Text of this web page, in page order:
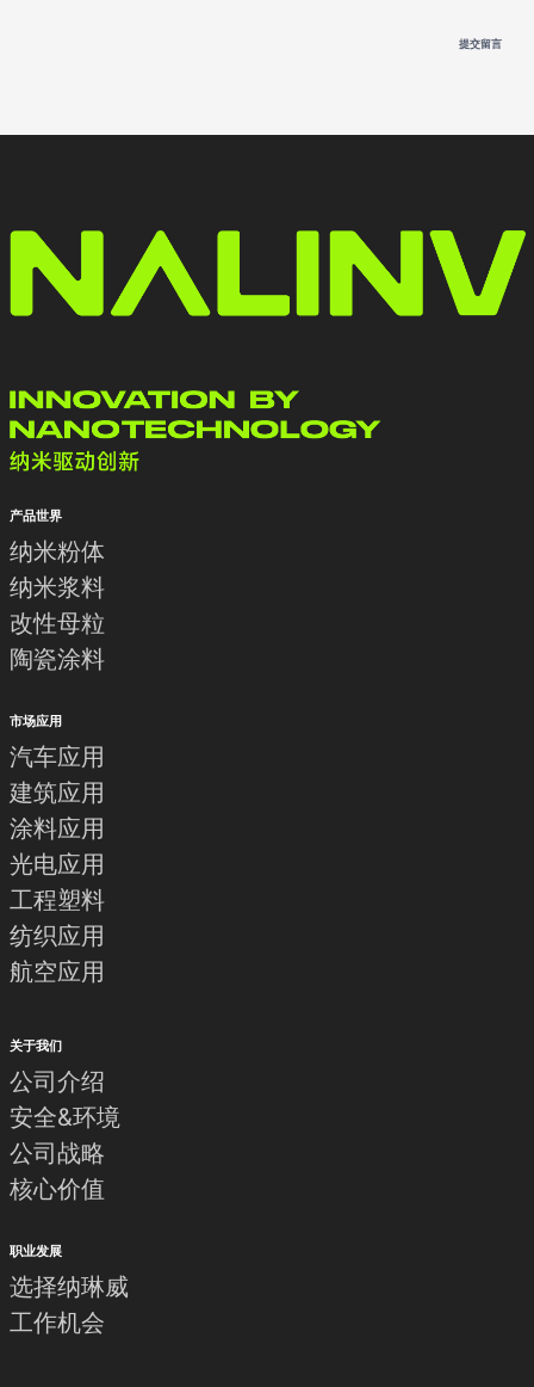
提交留言
产品世界
纳米粉体
纳米浆料
改性母粒
陶瓷涂料
市场应用
汽车应用
建筑应用
涂料应用
光电应用
工程塑料
纺织应用
航空应用
关于我们
公司介绍
安全&环境
公司战略
核心价值
职业发展
选择纳琳威
工作机会